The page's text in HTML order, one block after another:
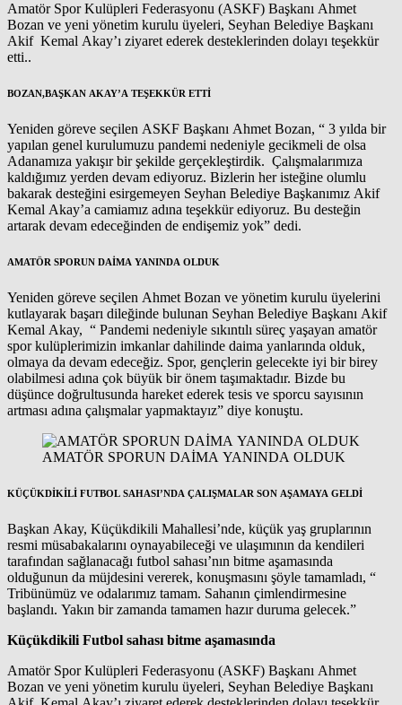
Amatör Spor Kulüpleri Federasyonu (ASKF) Başkanı Ahmet
Bozan ve yeni yönetim kurulu üyeleri, Seyhan Belediye Başkanı
Akif Kemal Akay’ı ziyaret ederek desteklerinden dolayı teşekkür
etti..
BOZAN,BAŞKAN AKAY’A TEŞEKKÜR ETTİ
Yeniden göreve seçilen ASKF Başkanı Ahmet Bozan, “ 3 yılda bir
yapılan genel kurulumuzu pandemi nedeniyle gecikmeli de olsa
Adanamıza yakışır bir şekilde gerçekleştirdik. Çalışmalarımıza
kaldığımız yerden devam ediyoruz. Bizlerin her isteğine olumlu
bakarak desteğini esirgemeyen Seyhan Belediye Başkanımız Akif
Kemal Akay’a camiamız adına teşekkür ediyoruz. Bu desteğin
artarak devam edeceğinden de endişemiz yok” dedi.
AMATÖR SPORUN DAİMA YANINDA OLDUK
Yeniden göreve seçilen Ahmet Bozan ve yönetim kurulu üyelerini
kutlayarak başarı dileğinde bulunan Seyhan Belediye Başkanı Akif
Kemal Akay, “ Pandemi nedeniyle sıkıntılı süreç yaşayan amatör
spor kulüplerimizin imkanlar dahilinde daima yanlarında olduk,
olmaya da devam edeceğiz. Spor, gençlerin gelecekte iyi bir birey
olabilmesi adına çok büyük bir önem taşımaktadır. Bizde bu
düşünce doğrultusunda hareket ederek tesis ve sporcu sayısının
artması adına çalışmalar yapmaktayız” diye konuştu.
AMATÖR SPORUN DAİMA YANINDA OLDUK
KÜÇÜKDİKİLİ FUTBOL SAHASI’NDA ÇALIŞMALAR SON AŞAMAYA GELDİ
Başkan Akay, Küçükdikili Mahallesi’nde, küçük yaş gruplarının
resmi müsabakalarını oynayabileceği ve ulaşımının da kendileri
tarafından sağlanacağı futbol sahası’nın bitme aşamasında
olduğunun da müjdesini vererek, konuşmasını şöyle tamamladı, “
Tribünümüz ve odalarımız tamam. Sahanın çimlendirmesine
başlandı. Yakın bir zamanda tamamen hazır duruma gelecek.”
Küçükdikili Futbol sahası bitme aşamasında
Amatör Spor Kulüpleri Federasyonu (ASKF) Başkanı Ahmet
Bozan ve yeni yönetim kurulu üyeleri, Seyhan Belediye Başkanı